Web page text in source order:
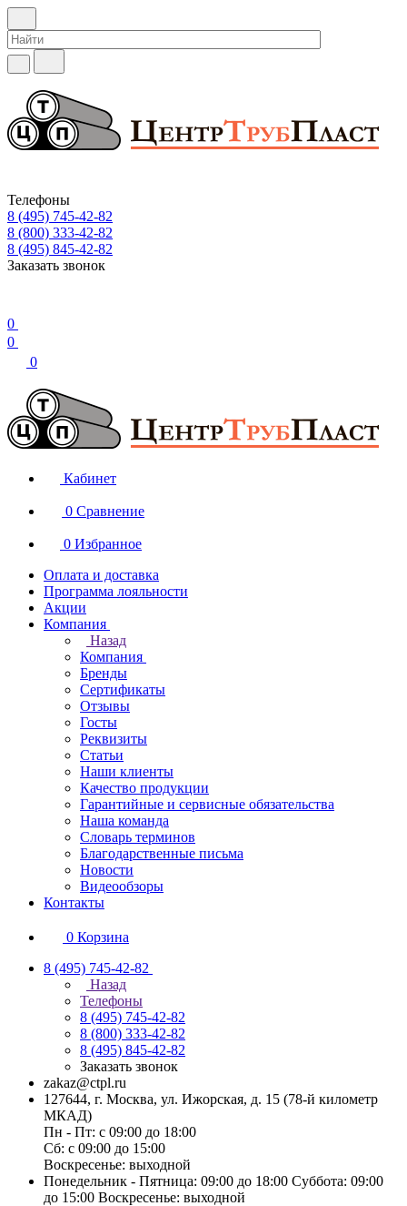
Телефоны
8 (495) 745-42-82
8 (800) 333-42-82
8 (495) 845-42-82
Заказать звонок
0
0
0
Кабинет
0 Сравнение
0 Избранное
Оплата и доставка
Программа лояльности
Акции
Компания
Назад
Компания
Бренды
Сертификаты
Отзывы
Госты
Реквизиты
Статьи
Наши клиенты
Качество продукции
Гарантийные и сервисные обязательства
Наша команда
Словарь терминов
Благодарственные письма
Новости
Видеообзоры
Контакты
0 Корзина
8 (495) 745-42-82
Назад
Телефоны
8 (495) 745-42-82
8 (800) 333-42-82
8 (495) 845-42-82
Заказать звонок
zakaz@ctpl.ru
127644, г. Москва, ул. Ижорская, д. 15 (78-й километр
МКАД)
Пн - Пт: с 09:00 до 18:00
Сб: с 09:00 до 15:00
Воскресенье: выходной
Понедельник - Пятница: 09:00 до 18:00 Суббота: 09:00
до 15:00 Воскресенье: выходной